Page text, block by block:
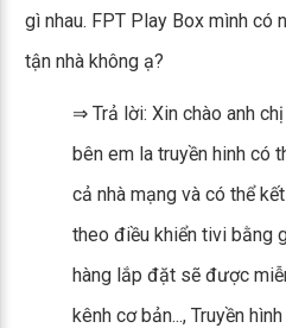
gì nhau. FPT Play Box mình có
tận nhà không ạ?
⇒ Trả lời: Xin chào anh
bên em la truyền hinh có
cả nhà mạng và có thể
theo điều khiển tivi bằng
hàng lắp đặt sẽ được
kênh cơ bản..., Truyền